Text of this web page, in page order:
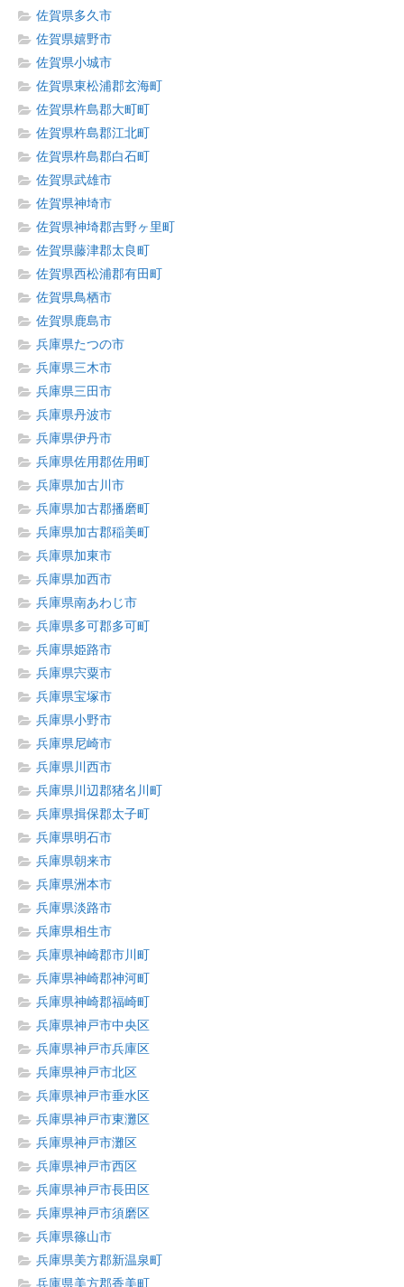
佐賀県多久市
佐賀県嬉野市
佐賀県小城市
佐賀県東松浦郡玄海町
佐賀県杵島郡大町町
佐賀県杵島郡江北町
佐賀県杵島郡白石町
佐賀県武雄市
佐賀県神埼市
佐賀県神埼郡吉野ヶ里町
佐賀県藤津郡太良町
佐賀県西松浦郡有田町
佐賀県鳥栖市
佐賀県鹿島市
兵庫県たつの市
兵庫県三木市
兵庫県三田市
兵庫県丹波市
兵庫県伊丹市
兵庫県佐用郡佐用町
兵庫県加古川市
兵庫県加古郡播磨町
兵庫県加古郡稲美町
兵庫県加東市
兵庫県加西市
兵庫県南あわじ市
兵庫県多可郡多可町
兵庫県姫路市
兵庫県宍粟市
兵庫県宝塚市
兵庫県小野市
兵庫県尼崎市
兵庫県川西市
兵庫県川辺郡猪名川町
兵庫県揖保郡太子町
兵庫県明石市
兵庫県朝来市
兵庫県洲本市
兵庫県淡路市
兵庫県相生市
兵庫県神崎郡市川町
兵庫県神崎郡神河町
兵庫県神崎郡福崎町
兵庫県神戸市中央区
兵庫県神戸市兵庫区
兵庫県神戸市北区
兵庫県神戸市垂水区
兵庫県神戸市東灘区
兵庫県神戸市灘区
兵庫県神戸市西区
兵庫県神戸市長田区
兵庫県神戸市須磨区
兵庫県篠山市
兵庫県美方郡新温泉町
兵庫県美方郡香美町